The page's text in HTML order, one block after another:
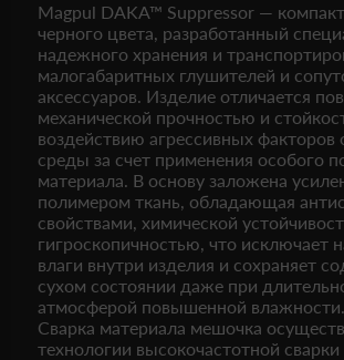
Magpul DAKA™ Suppressor —
черного цвета, разработанный
надежного хранения и
малогабаритных глушителей и
аксессуаров. Изделие отличается
механической прочностью и
воздействию агрессивных
среды за счет применения особого
материала. В основу заложена
полимером ткань, обладающая
свойствами, химической
гигроскопичностью, что исключает
влаги внутри изделия и сохраняет
сухом состоянии даже при
атмосферой повышенной влажности.
Сварка материала мешочка
технологии высокочастотной сварки